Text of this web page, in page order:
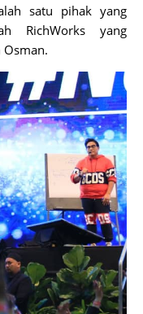
satu pihak yang
RichWorks yang
Osman.